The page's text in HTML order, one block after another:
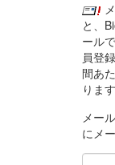
と、
ール
員登
間あ
ります
メー
にメ